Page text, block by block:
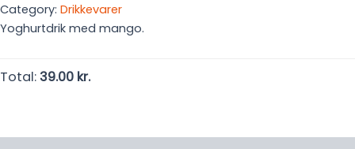
Category: Drikkevarer
Yoghurtdrik med mango.
Total:39.00 kr.